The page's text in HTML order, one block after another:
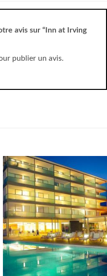
avis sur “Inn at Irving
publier un avis.